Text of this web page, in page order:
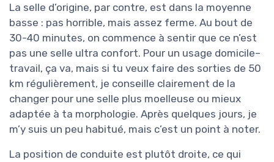
La selle d’origine, par contre, est dans la moyenne
basse : pas horrible, mais assez ferme. Au bout de
30-40 minutes, on commence à sentir que ce n’est
pas une selle ultra confort. Pour un usage domicile–
travail, ça va, mais si tu veux faire des sorties de 50
km régulièrement, je conseille clairement de la
changer pour une selle plus moelleuse ou mieux
adaptée à ta morphologie. Après quelques jours, je
m’y suis un peu habitué, mais c’est un point à noter.
La position de conduite est plutôt droite, ce qui